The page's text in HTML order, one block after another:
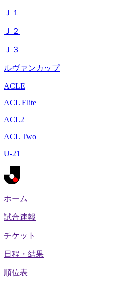
Ｊ１
Ｊ２
Ｊ３
ルヴァンカップ
ACLE
ACL Elite
ACL2
ACL Two
U-21
ホーム
試合速報
チケット
日程・結果
順位表